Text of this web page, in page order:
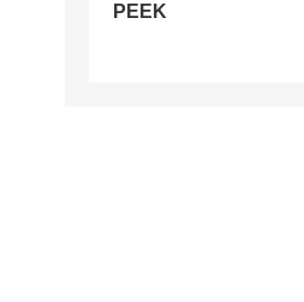
PEEK